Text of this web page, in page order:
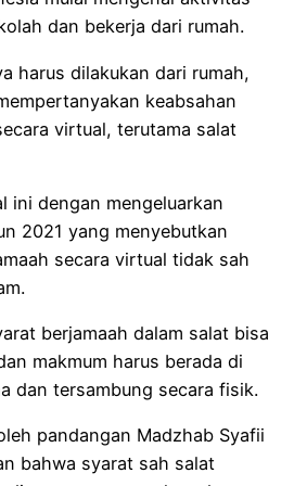
dan bekerja dari rumah.
harus dilakukan dari rumah,
keabsahan
virtual, terutama salat
ini dengan mengeluarkan
2021 yang menyebutkan
secara virtual tidak sah
berjamaah dalam salat bisa
makmum harus berada di
dan tersambung secara fisik.
pandangan Madzhab Syafii
bahwa syarat sah salat